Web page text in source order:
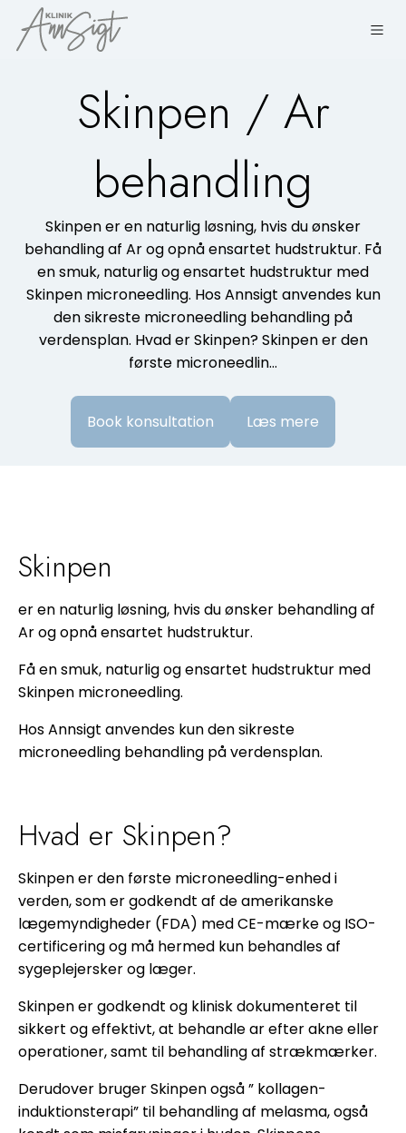
Skinpen / Ar
behandling
Skinpen er en naturlig løsning, hvis du ønsker
behandling af Ar og opnå ensartet hudstruktur. Få
en smuk, naturlig og ensartet hudstruktur med
Skinpen microneedling. Hos Annsigt anvendes kun
den sikreste microneedling behandling på
verdensplan. Hvad er Skinpen? Skinpen er den
første microneedlin…
Book konsultation Læs mere
Skinpen
er en naturlig løsning, hvis du ønsker behandling af
Ar og opnå ensartet hudstruktur.
Få en smuk, naturlig og ensartet hudstruktur med
Skinpen microneedling.
Hos Annsigt anvendes kun den sikreste
microneedling behandling på verdensplan.
Hvad er Skinpen?
Skinpen er den første microneedling-enhed i
verden, som er godkendt af de amerikanske
lægemyndigheder (FDA) med CE-mærke og ISO-
certificering og må hermed kun behandles af
sygeplejersker og læger.
Skinpen er godkendt og klinisk dokumenteret til
sikkert og effektivt, at behandle ar efter akne eller
operationer, samt til behandling af strækmærker.
Derudover bruger Skinpen også ” kollagen-
induktionsterapi” til behandling af melasma, også